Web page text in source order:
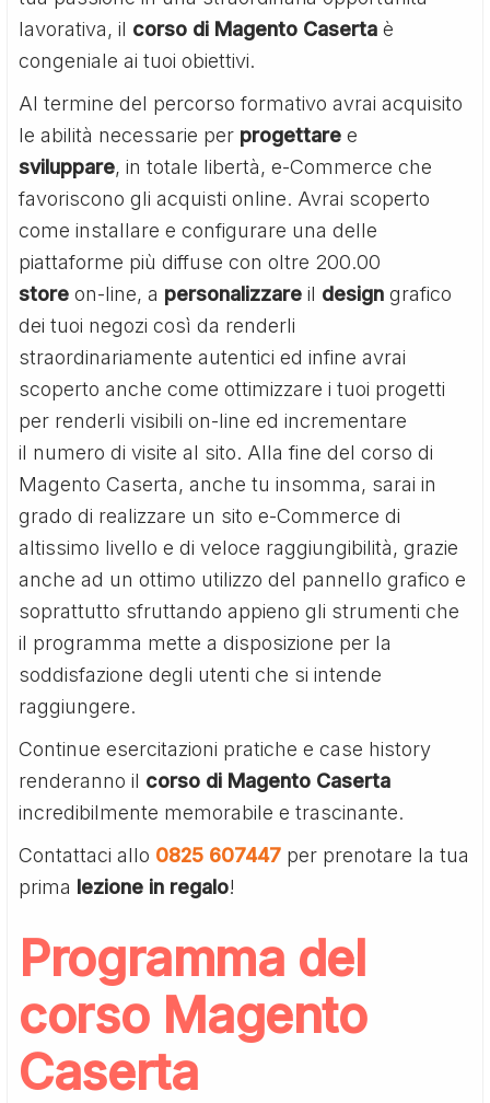
lavorativa, il corso di Magento Caserta è
congeniale ai tuoi obiettivi.
Al termine del percorso formativo avrai acquisito
le abilità necessarie per progettare e
sviluppare, in totale libertà, e-Commerce che
favoriscono gli acquisti online. Avrai scoperto
come installare e configurare una delle
piattaforme più diffuse con oltre 200.00
storeon-line, a personalizzare il design grafico
dei tuoi negozi così da renderli
straordinariamente autentici ed infine avrai
scoperto anche come ottimizzare i tuoi progetti
per renderli visibili on-line ed incrementare
il numero di visite al sito. Alla fine del corso di
Magento Caserta, anche tu insomma, sarai in
grado di realizzare un sito e-Commerce di
altissimo livello e di veloce raggiungibilità, grazie
anche ad un ottimo utilizzo del pannello grafico e
soprattutto sfruttando appieno gli strumenti che
il programma mette a disposizione per la
soddisfazione degli utenti che si intende
raggiungere.
Continue esercitazioni pratiche e case history
renderanno il corso di Magento Caserta
incredibilmente memorabile e trascinante.
Contattaci allo 0825 607447 per prenotare la tua
prima lezione in regalo!
Programma del
corso Magento
Caserta